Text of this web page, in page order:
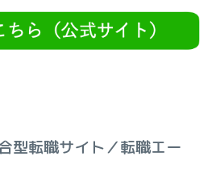
型転職サイト／転職エー